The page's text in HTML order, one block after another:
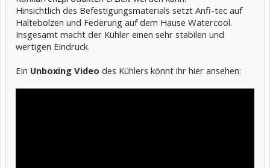
Hinsichtlich des Befestigungsmaterials setzt Anfi-tec auf
Haltebolzen und Federung auf dem Hause Watercool.
Insgesamt macht der Kühler einen sehr stabilen und
wertigen Eindruck.
Ein Unboxing Video des Kühlers könnt ihr hier ansehen: